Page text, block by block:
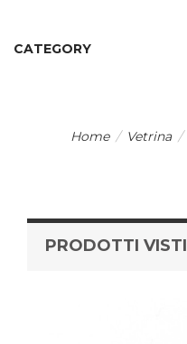
CATEGORY
Home / Vetrina /
PRODOTTI VISTI